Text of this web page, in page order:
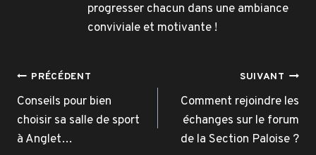
progresser chacun dans une ambiance
conviviale et motivante !
Navigation
de
l’article
PRÉCÉDENT
Conseils pour bien
choisir sa salle de sport
à Anglet…
SUIVANT
Comment rejoindre les
échanges sur le forum
de la Section Paloise ?